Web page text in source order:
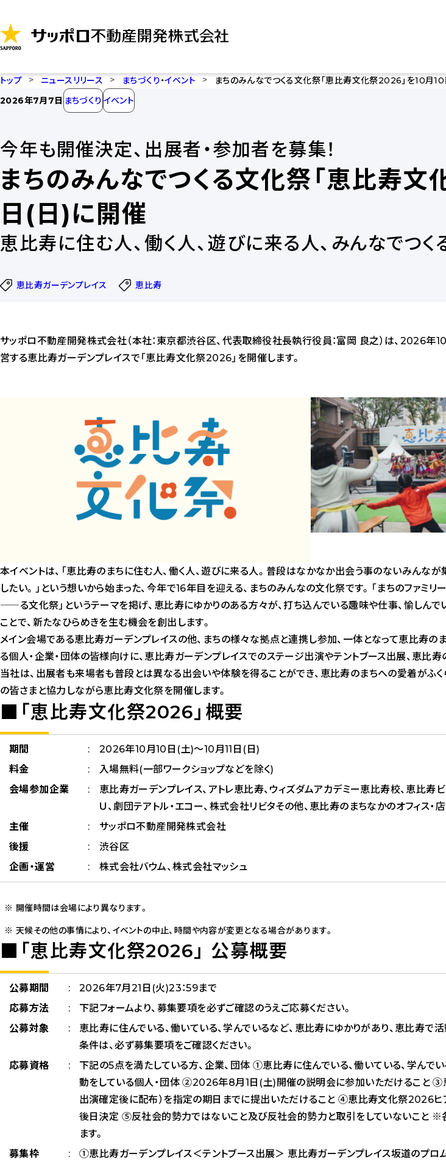
ン
テ
ツ
ッ
トップ ニュースリリース まちづくり・イベント
まちのみんなでつくる文化祭「恵比寿文化祭2026」を10月
2026年7月7日 まちづくり イベント
今年も開催決定、出展者・参加者を募集！
まちのみんなでつくる文化祭「恵比寿
日(日)に開催
恵比寿に住む人、働く人、遊びに来る人、みんなでつく
恵比寿ガーデンプレイス 恵比寿
サッポロ不動産開発株式会社（本社：東京都渋谷区、代表取締役社長執行役員：富岡 良之）は、2026
営する恵比寿ガーデンプレイスで「恵比寿文化祭2026」を開催します。
本イベントは、「恵比寿のまちに住む人、働く人、遊びに来る人。普段はなかなか出会う事のないみんな
したい。」という想いから始まった、今年で16年目を迎える、まちのみんなの文化祭です。「まちのファミリ
―――――る文化祭」というテーマを掲げ、恵比寿にゆかりのある方々が、打ち込んでいる趣味や仕事、愉しん
ことで、新たなひらめきを生む機会を創出します。
メイン会場である恵比寿ガーデンプレイスの他、まちの様々な拠点と連携し参加、一体となって恵比寿の
る個人・企業・団体の皆様向けに、恵比寿ガーデンプレイスでのステージ出演やテントブース出展、恵比
当社は、出展者も来場者も普段とは異なる出会いや体験を得ることができ、恵比寿のまちへの愛着がふ
の皆さまと協力しながら恵比寿文化祭を開催します。
■「恵比寿文化祭2026」概要
期間
2026年10月10日(土)～10月11日(日)
料金
入場無料(一部ワークショップなどを除く)
会場参加企業
恵比寿ガーデンプレイス、アトレ恵比寿、ウィズダムアカデミー恵比寿校、恵比寿
Ｕ、劇団テアトル・エコー、株式会社リビタその他、恵比寿のまちなかのオフィス・
主催
サッポロ不動産開発株式会社
後援
渋谷区
企画・運営
株式会社バウム、株式会社マッシュ
開催時間は会場により異なります。
天候その他の事情により、イベントの中止、時間や内容が変更となる場合があります。
■「恵比寿文化祭2026」 公募概要
公募期間
2026年7月21日(火)23：59まで
応募方法
下記フォームより、募集要項を必ずご確認のうえご応募ください。
公募対象
恵比寿に住んでいる、働いている、学んでいるなど、恵比寿にゆかりがあり、恵比寿で
条件は、必ず募集要項をご確認ください。
応募資格
下記の5点を満たしている方、企業、団体 ①恵比寿に住んでいる、働いている、学んで
動をしている個人・団体 ②2026年8月1日(土)開催の説明会に参加いただけること ③
出演確定後に配布）を指定の期日までに提出いただけること ④恵比寿文化祭2026
後日決定 ⑤反社会的勢力ではないこと及び反社会的勢力と取引をしていないこと ※
ます。
募集枠
①恵比寿ガーデンプレイス＜テントブース出展＞ 恵比寿ガーデンプレイス坂道のプロ